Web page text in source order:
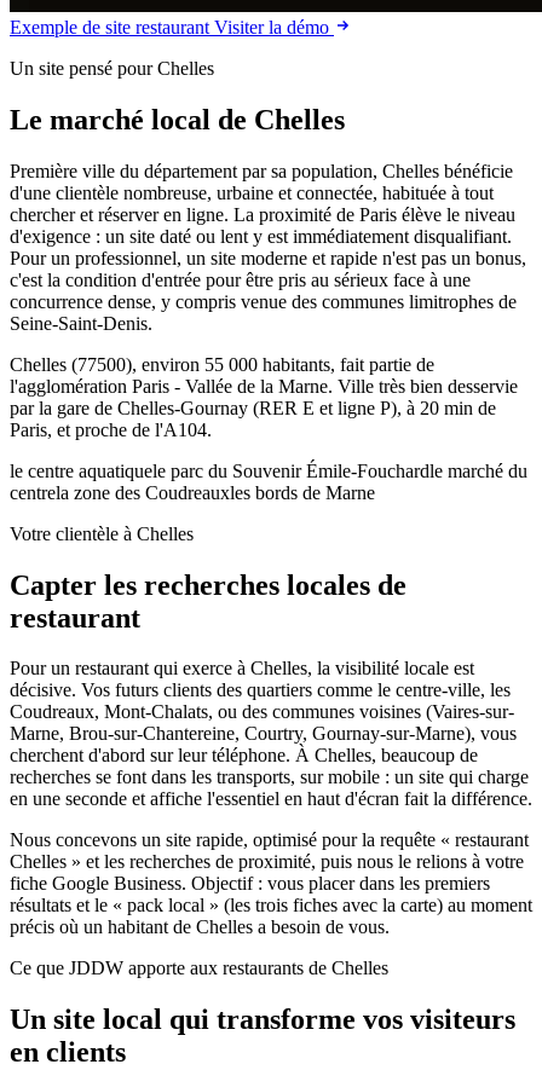
Exemple de site restaurant Visiter la démo
Un site pensé pour Chelles
Le marché local de Chelles
Première ville du département par sa population, Chelles bénéficie
d'une clientèle nombreuse, urbaine et connectée, habituée à tout
chercher et réserver en ligne. La proximité de Paris élève le niveau
d'exigence : un site daté ou lent y est immédiatement disqualifiant.
Pour un professionnel, un site moderne et rapide n'est pas un bonus,
c'est la condition d'entrée pour être pris au sérieux face à une
concurrence dense, y compris venue des communes limitrophes de
Seine-Saint-Denis.
Chelles (77500), environ 55 000 habitants, fait partie de
l'agglomération Paris - Vallée de la Marne. Ville très bien desservie
par la gare de Chelles-Gournay (RER E et ligne P), à 20 min de
Paris, et proche de l'A104.
le centre aquatiquele parc du Souvenir Émile-Fouchardle marché du
centrela zone des Coudreauxles bords de Marne
Votre clientèle à Chelles
Capter les recherches locales de
restaurant
Pour un restaurant qui exerce à Chelles, la visibilité locale est
décisive. Vos futurs clients des quartiers comme le centre-ville, les
Coudreaux, Mont-Chalats, ou des communes voisines (Vaires-sur-
Marne, Brou-sur-Chantereine, Courtry, Gournay-sur-Marne), vous
cherchent d'abord sur leur téléphone. À Chelles, beaucoup de
recherches se font dans les transports, sur mobile : un site qui charge
en une seconde et affiche l'essentiel en haut d'écran fait la différence.
Nous concevons un site rapide, optimisé pour la requête « restaurant
Chelles » et les recherches de proximité, puis nous le relions à votre
fiche Google Business. Objectif : vous placer dans les premiers
résultats et le « pack local » (les trois fiches avec la carte) au moment
précis où un habitant de Chelles a besoin de vous.
Ce que JDDW apporte aux restaurants de Chelles
Un site local qui transforme vos visiteurs
en clients